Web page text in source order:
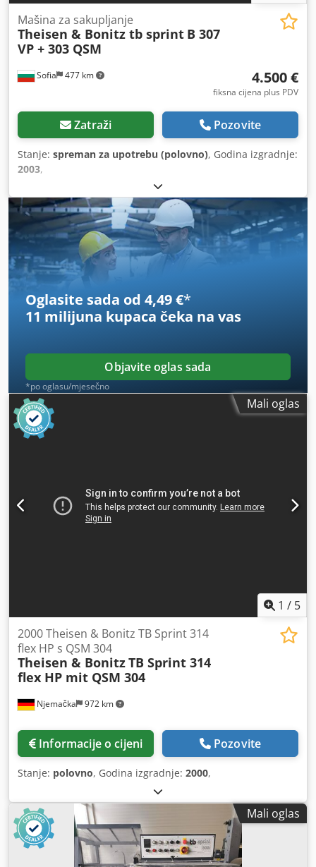
Sofia 477 km
Mašina za sakupljanje
Theisen & Bonitz tb sprint B 307
VP + 303 QSM
4.500 €
fiksna cijena plus PDV
Zatraži Pozovite
Stanje: spreman za upotrebu (polovno), Godina izgradnje:
2003,
Oglasite sada od 4,49 €*
11 milijuna kupaca čeka na vas
Objavite oglas sada
*po oglasu/mjesečno
Mali oglas
1 / 5
Njemačka 972 km
2000 Theisen & Bonitz TB Sprint 314
flex HP s QSM 304
Theisen & BonitzTB Sprint 314
flex HP mit QSM 304
Informacije o cijeni Pozovite
Stanje: polovno, Godina izgradnje: 2000,
Mali oglas